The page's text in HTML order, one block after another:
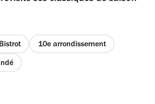
10e arrondissement